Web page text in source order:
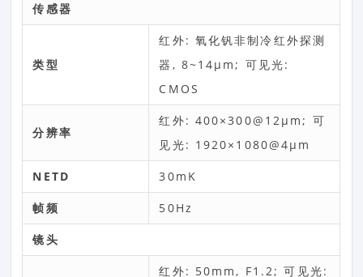
传感器
类型
红外: 氧化钒非制冷红外探测
器, 8~14μm; 可见光:
CMOS
分辨率
红外: 400×300@12μm; 可
见光: 1920×1080@4μm
NETD 30mK
帧频 50Hz
镜头
红外: 50mm, F1.2; 可见光: